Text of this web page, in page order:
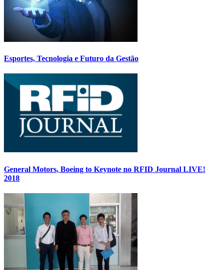
Esportes, Tecnologia e Futuro da Gestão
General Motors, Boeing to Keynote no RFID Journal LIVE!
2018